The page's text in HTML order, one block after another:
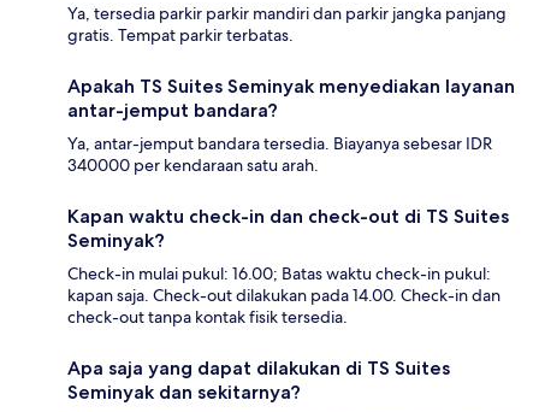
Ya, tersedia parkir parkir mandiri dan parkir jangka panjang
gratis. Tempat parkir terbatas.
Apakah TS Suites Seminyak menyediakan layanan
antar-jemput bandara?
Ya, antar-jemput bandara tersedia. Biayanya sebesar IDR
340000 per kendaraan satu arah.
Kapan waktu check-in dan check-out di TS Suites
Seminyak?
Check-in mulai pukul: 16.00; Batas waktu check-in pukul:
kapan saja. Check-out dilakukan pada 14.00. Check-in dan
check-out tanpa kontak fisik tersedia.
Apa saja yang dapat dilakukan di TS Suites
Seminyak dan sekitarnya?